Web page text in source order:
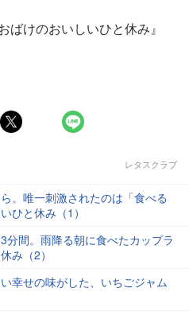
ばけのおいしいひと休み』
レタスクラブ
。唯一刺激されたのは「食べる
ひと休み（1）
間。雨降る朝に食べたカップラ
み（2）
幸せの味がした、いちごジャム